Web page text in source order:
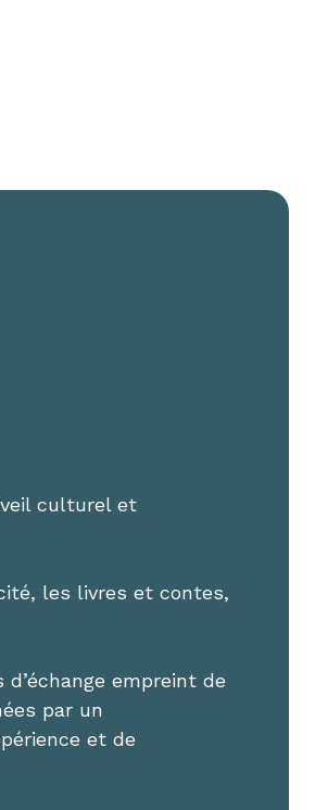
culturel et
les livres et contes,
empreint de
par un
et de